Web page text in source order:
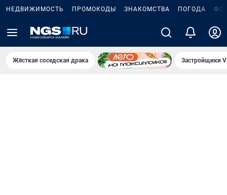
НЕДВИЖИМОСТЬ ПРОМОКОДЫ ЗНАКОМСТВА ПОГОДА
Жёсткая соседская драка Застройщики